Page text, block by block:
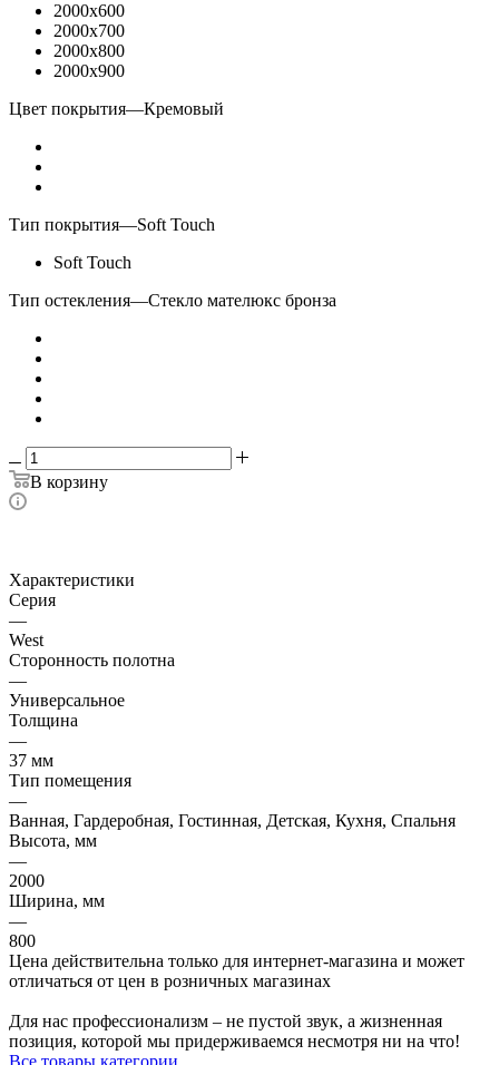
2000x600
2000x700
2000x800
2000x900
Цвет покрытия—Кремовый
Тип покрытия—Soft Touch
Soft Touch
Тип остекления—Стекло мателюкс бронза
В корзину
Характеристики
Серия
—
West
Сторонность полотна
—
Универсальное
Толщина
—
37 мм
Тип помещения
—
Ванная, Гардеробная, Гостинная, Детская, Кухня, Спальня
Высота, мм
—
2000
Ширина, мм
—
800
Цена действительна только для интернет-магазина и может
отличаться от цен в розничных магазинах
Для нас профессионализм – не пустой звук, а жизненная
позиция, которой мы придерживаемся несмотря ни на что!
Все товары категории